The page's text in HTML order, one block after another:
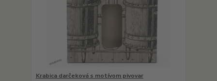
Krabica darčeková s motívom pivovar